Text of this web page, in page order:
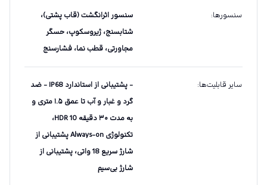
سنسورها:
سنسور اثرانگشت (قاب پشتی)،
شتابسنج، ژیروسکوپ، حسگر
مجاورتی، قطب نما، فشارسنج
سایر قابلیت‌ها:
- پشتیبانی از استاندارد IP68 - ضد
گرد و غبار و آب تا عمق ۱.۵ متری و
به مدت ۳۰ دقیقه HDR 10،
تکنولوژی Always-on پشتیبانی از
شارژ سریع 18 واتی، پشتیبانی از
شارژ بی‌سیم